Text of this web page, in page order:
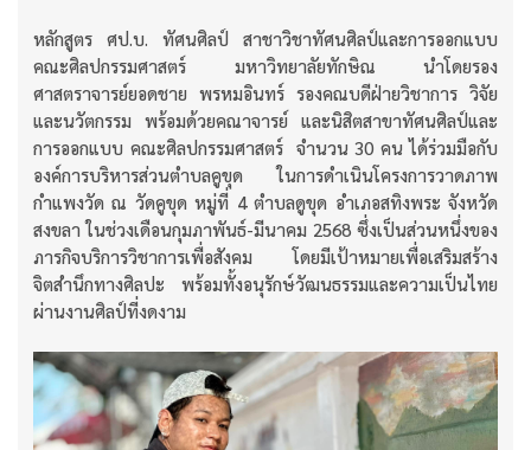
หลักสูตร ศป.บ. ทัศนศิลป์ สาชาวิชาทัศนศิลป์และการออกแบบ
คณะศิลปกรรมศาสตร์ มหาวิทยาลัยทักษิณ นำโดยรอง
ศาสตราจารย์ยอดชาย พรหมอินทร์ รองคณบดีฝ่ายวิชาการ วิจัย
และนวัตกรรม พร้อมด้วยคณาจารย์ และนิสิตสาขาทัศนศิลป์และ
การออกแบบ คณะศิลปกรรมศาสตร์ จำนวน 30 คน ได้ร่วมมือกับ
องค์การบริหารส่วนตำบลคูขุด ในการดำเนินโครงการวาดภาพ
กำแพงวัด ณ วัดคูขุด หมู่ที่ 4 ตำบลดูขุด อำเภอสทิงพระ จังหวัด
สงขลา ในช่วงเดือนกุมภาพันธ์-มีนาคม 2568 ซึ่งเป็นส่วนหนึ่งของ
ภารกิจบริการวิชาการเพื่อสังคม โดยมีเป้าหมายเพื่อเสริมสร้าง
จิตสำนึกทางศิลปะ พร้อมทั้งอนุรักษ์วัฒนธรรมและความเป็นไทย
ผ่านงานศิลป์ที่งดงาม